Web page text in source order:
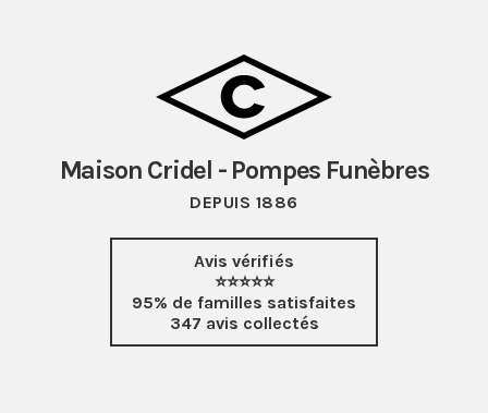
Maison Cridel - Pompes Funèbres
DEPUIS 1886
Avis vérifiés
⭐⭐⭐⭐⭐
95% de familles satisfaites
347 avis collectés